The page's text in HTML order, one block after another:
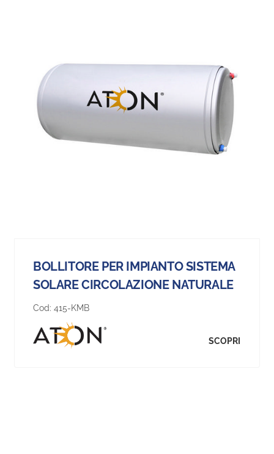
BOLLITORE PER IMPIANTO SISTEMA
SOLARE CIRCOLAZIONE NATURALE
Cod: 415-KMB
SCOPRI